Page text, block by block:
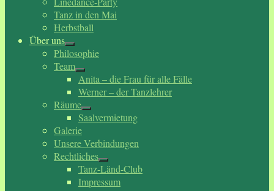
Tanz in den Mai
Herbstball
Über uns
Philosophie
Team
Anita – die Frau für alle Fälle
Werner – der Tanzlehrer
Räume
Saalvermietung
Galerie
Unsere Verbindungen
Rechtliches
Tanz-Länd-Club
Impressum